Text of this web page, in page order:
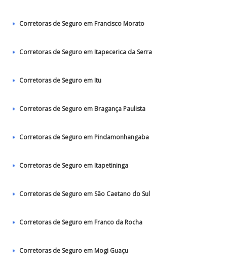
Corretoras de Seguro em Francisco Morato
Corretoras de Seguro em Itapecerica da Serra
Corretoras de Seguro em Itu
Corretoras de Seguro em Bragança Paulista
Corretoras de Seguro em Pindamonhangaba
Corretoras de Seguro em Itapetininga
Corretoras de Seguro em São Caetano do Sul
Corretoras de Seguro em Franco da Rocha
Corretoras de Seguro em Mogi Guaçu